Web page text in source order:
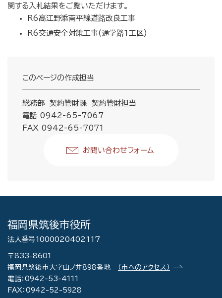
関する入札結果をご覧いただけます。
R6高江野添南平線道路改良工事
R6交通安全対策工事(通学路1工区)
このページの作成担当
総務部 契約管財課 契約管財担当
電話 0942-65-7067
FAX 0942-65-7071
お問い合わせフォーム
福岡県筑後市役所
法人番号1000020402117
〒833-8601
福岡県筑後市大字山ノ井898番地
（市へのアクセス）
電話：0942-53-4111
FAX：0942-52-5928